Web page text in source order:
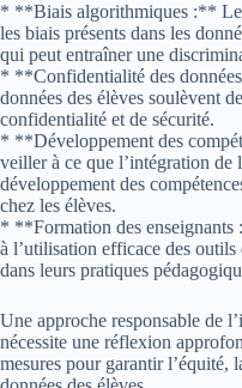
* **Biais algorithmiques :**
les biais présents dans les
qui peut entraîner une
* **Confidentialité des
données des élèves soulèvent
confidentialité et de sécurité.
* **Développement des
veiller à ce que l’intégration de
développement des
chez les élèves.
* **Formation des enseignants
à l’utilisation efficace des
dans leurs pratiques
Une approche responsable de
nécessite une réflexion
mesures pour garantir l’équité,